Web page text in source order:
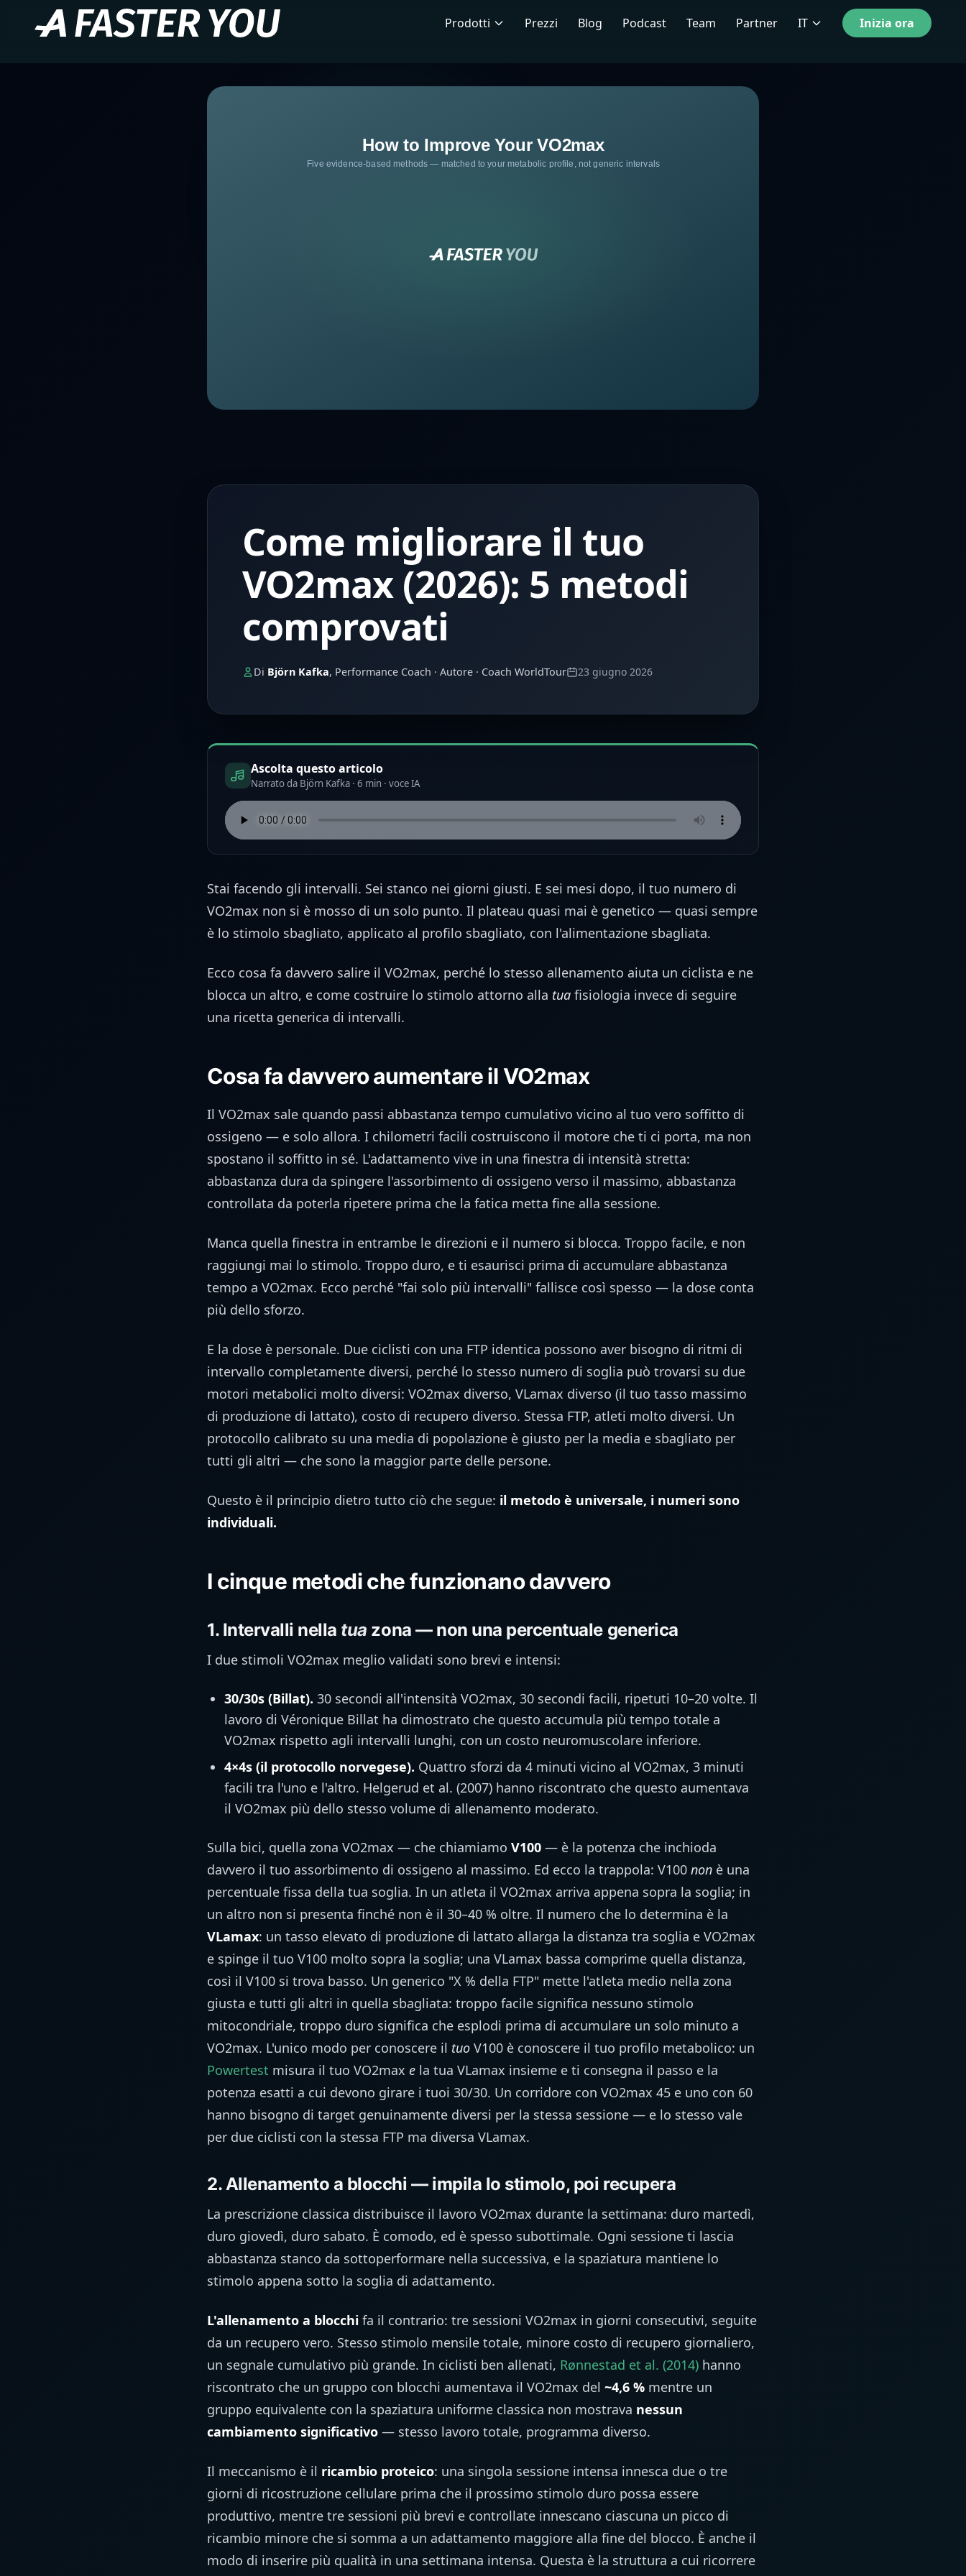
Prodotti Prezzi Blog Podcast Team Partner IT Inizia ora
Come migliorare il tuo
VO2max (2026): 5 metodi
comprovati
Di Björn Kafka, Performance Coach · Autore · Coach WorldTour 23 giugno 2026
Ascolta questo articolo
Narrato da Björn Kafka · 6 min · voce IA
Stai facendo gli intervalli. Sei stanco nei giorni giusti. E sei mesi dopo, il tuo numero di
VO2max non si è mosso di un solo punto. Il plateau quasi mai è genetico — quasi sempre
è lo stimolo sbagliato, applicato al profilo sbagliato, con l'alimentazione sbagliata.
Ecco cosa fa davvero salire il VO2max, perché lo stesso allenamento aiuta un ciclista e ne
blocca un altro, e come costruire lo stimolo attorno alla tua fisiologia invece di seguire
una ricetta generica di intervalli.
Cosa fa davvero aumentare il VO2max
Il VO2max sale quando passi abbastanza tempo cumulativo vicino al tuo vero soffitto di
ossigeno — e solo allora. I chilometri facili costruiscono il motore che ti ci porta, ma non
spostano il soffitto in sé. L'adattamento vive in una finestra di intensità stretta:
abbastanza dura da spingere l'assorbimento di ossigeno verso il massimo, abbastanza
controllata da poterla ripetere prima che la fatica metta fine alla sessione.
Manca quella finestra in entrambe le direzioni e il numero si blocca. Troppo facile, e non
raggiungi mai lo stimolo. Troppo duro, e ti esaurisci prima di accumulare abbastanza
tempo a VO2max. Ecco perché "fai solo più intervalli" fallisce così spesso — la dose conta
più dello sforzo.
E la dose è personale. Due ciclisti con una FTP identica possono aver bisogno di ritmi di
intervallo completamente diversi, perché lo stesso numero di soglia può trovarsi su due
motori metabolici molto diversi: VO2max diverso, VLamax diverso (il tuo tasso massimo
di produzione di lattato), costo di recupero diverso. Stessa FTP, atleti molto diversi. Un
protocollo calibrato su una media di popolazione è giusto per la media e sbagliato per
tutti gli altri — che sono la maggior parte delle persone.
Questo è il principio dietro tutto ciò che segue: il metodo è universale, i numeri sono
individuali.
I cinque metodi che funzionano davvero
1. Intervalli nella tua zona — non una percentuale generica
I due stimoli VO2max meglio validati sono brevi e intensi:
30/30s (Billat). 30 secondi all'intensità VO2max, 30 secondi facili, ripetuti 10–20 volte. Il
lavoro di Véronique Billat ha dimostrato che questo accumula più tempo totale a
VO2max rispetto agli intervalli lunghi, con un costo neuromuscolare inferiore.
4×4s (il protocollo norvegese). Quattro sforzi da 4 minuti vicino al VO2max, 3 minuti
facili tra l'uno e l'altro. Helgerud et al. (2007) hanno riscontrato che questo aumentava
il VO2max più dello stesso volume di allenamento moderato.
Sulla bici, quella zona VO2max — che chiamiamo V100 — è la potenza che inchioda
davvero il tuo assorbimento di ossigeno al massimo. Ed ecco la trappola: V100 non è una
percentuale fissa della tua soglia. In un atleta il VO2max arriva appena sopra la soglia; in
un altro non si presenta finché non è il 30–40 % oltre. Il numero che lo determina è la
VLamax: un tasso elevato di produzione di lattato allarga la distanza tra soglia e VO2max
e spinge il tuo V100 molto sopra la soglia; una VLamax bassa comprime quella distanza,
così il V100 si trova basso. Un generico "X % della FTP" mette l'atleta medio nella zona
giusta e tutti gli altri in quella sbagliata: troppo facile significa nessuno stimolo
mitocondriale, troppo duro significa che esplodi prima di accumulare un solo minuto a
VO2max. L'unico modo per conoscere il tuo V100 è conoscere il tuo profilo metabolico: un
Powertest misura il tuo VO2max e la tua VLamax insieme e ti consegna il passo e la
potenza esatti a cui devono girare i tuoi 30/30. Un corridore con VO2max 45 e uno con 60
hanno bisogno di target genuinamente diversi per la stessa sessione — e lo stesso vale
per due ciclisti con la stessa FTP ma diversa VLamax.
2. Allenamento a blocchi — impila lo stimolo, poi recupera
La prescrizione classica distribuisce il lavoro VO2max durante la settimana: duro martedì,
duro giovedì, duro sabato. È comodo, ed è spesso subottimale. Ogni sessione ti lascia
abbastanza stanco da sottoperformare nella successiva, e la spaziatura mantiene lo
stimolo appena sotto la soglia di adattamento.
L'allenamento a blocchi fa il contrario: tre sessioni VO2max in giorni consecutivi, seguite
da un recupero vero. Stesso stimolo mensile totale, minore costo di recupero giornaliero,
un segnale cumulativo più grande. In ciclisti ben allenati, Rønnestad et al. (2014) hanno
riscontrato che un gruppo con blocchi aumentava il VO2max del ~4,6 % mentre un
gruppo equivalente con la spaziatura uniforme classica non mostrava nessun
cambiamento significativo — stesso lavoro totale, programma diverso.
Il meccanismo è il ricambio proteico: una singola sessione intensa innesca due o tre
giorni di ricostruzione cellulare prima che il prossimo stimolo duro possa essere
produttivo, mentre tre sessioni più brevi e controllate innescano ciascuna un picco di
ricambio minore che si somma a un adattamento maggiore alla fine del blocco. È anche il
modo di inserire più qualità in una settimana intensa. Questa è la struttura a cui ricorrere